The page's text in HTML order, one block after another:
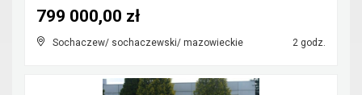
Sochaczew/ sochaczewski/ mazowieckie 2 godz.
799 000,00 zł